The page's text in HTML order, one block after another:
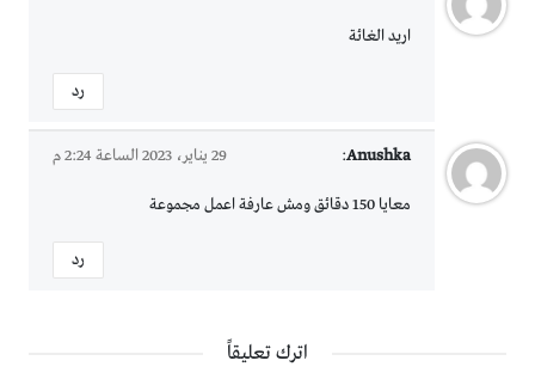
اريد الغائة
رد
Anushka
: 29 يناير، 2023 الساعة 2:24 م
معايا 150 دقائق ومش عارفة اعمل مجموعة
رد
اترك تعليقاً